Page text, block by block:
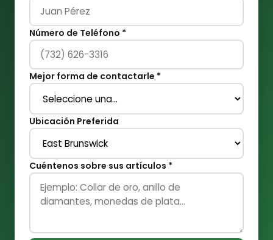
Número de Teléfono *
Mejor forma de contactarle *
Ubicación Preferida
Cuéntenos sobre sus artículos *